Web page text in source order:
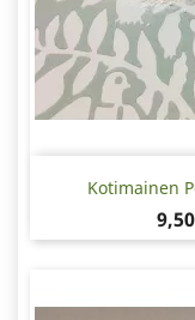
Kotimainen